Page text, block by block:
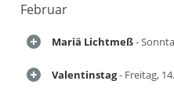
Februar
Mariä Lichtmeß-
Valentinstag- Freitag,